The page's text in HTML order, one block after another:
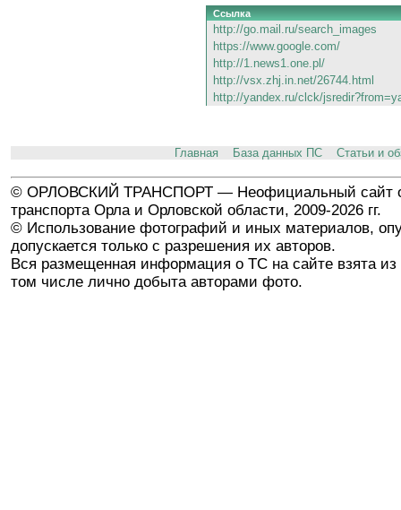
Ссылка
http://go.mail.ru/search_images
https://www.google.com/
http://1.news1.one.pl/
http://vsx.zhj.in.net/26744.html
http://yandex.ru/clck/
Главная База данных ПС Статьи и
© ОРЛОВСКИЙ ТРАНСПОРТ — Неофициальный сайт
транспорта Орла и Орловской области, 2009-2026 гг.
© Использование фотографий и иных материалов,
допускается только с разрешения их авторов.
Вся размещенная информация о ТС на сайте взята из
том числе лично добыта авторами фото.